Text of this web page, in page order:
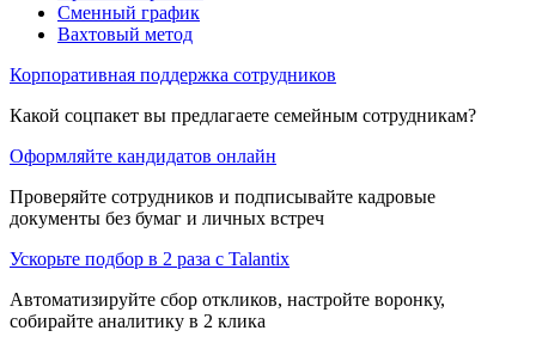
Сменный график
Вахтовый метод
Корпоративная поддержка сотрудников
Какой соцпакет вы предлагаете семейным сотрудникам?
Оформляйте кандидатов онлайн
Проверяйте сотрудников и подписывайте кадровые
документы без бумаг и личных встреч
Ускорьте подбор в 2 раза с Talantix
Автоматизируйте сбор откликов, настройте воронку,
собирайте аналитику в 2 клика